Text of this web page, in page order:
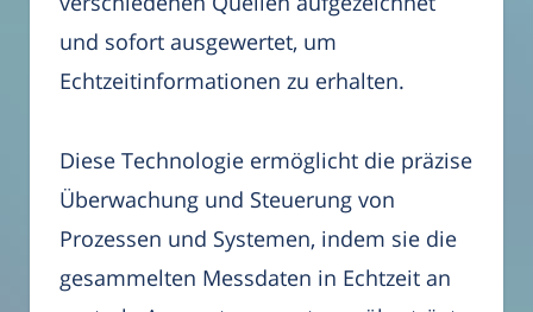
und sofort ausgewertet, um
Echtzeitinformationen zu erhalten.
Diese Technologie ermöglicht die präzise
Überwachung und Steuerung von
Prozessen und Systemen, indem sie die
gesammelten Messdaten in Echtzeit an